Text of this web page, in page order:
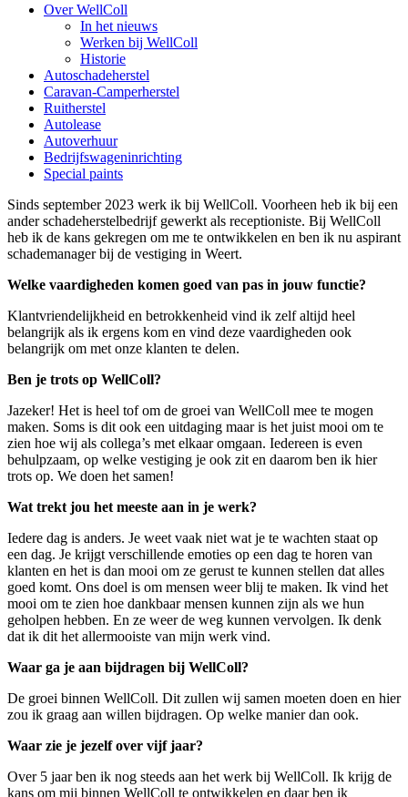
Over WellColl
In het nieuws
Werken bij WellColl
Historie
Autoschadeherstel
Caravan-Camperherstel
Ruitherstel
Autolease
Autoverhuur
Bedrijfswageninrichting
Special paints
Sinds september 2023 werk ik bij WellColl. Voorheen heb ik bij een
ander schadeherstelbedrijf gewerkt als receptioniste. Bij WellColl
heb ik de kans gekregen om me te ontwikkelen en ben ik nu aspirant
schademanager bij de vestiging in Weert.
Welke vaardigheden komen goed van pas in jouw functie?
Klantvriendelijkheid en betrokkenheid vind ik zelf altijd heel
belangrijk als ik ergens kom en vind deze vaardigheden ook
belangrijk om met onze klanten te delen.
Ben je trots op WellColl?
Jazeker! Het is heel tof om de groei van WellColl mee te mogen
maken. Soms is dit ook een uitdaging maar is het juist mooi om te
zien hoe wij als collega’s met elkaar omgaan. Iedereen is even
behulpzaam, op welke vestiging je ook zit en daarom ben ik hier
trots op. We doen het samen!
Wat trekt jou het meeste aan in je werk?
Iedere dag is anders. Je weet vaak niet wat je te wachten staat op
een dag. Je krijgt verschillende emoties op een dag te horen van
klanten en het is dan mooi om ze gerust te kunnen stellen dat alles
goed komt. Ons doel is om mensen weer blij te maken. Ik vind het
mooi om te zien hoe dankbaar mensen kunnen zijn als we hun
geholpen hebben. En ze weer de weg kunnen vervolgen. Ik denk
dat ik dit het allermooiste van mijn werk vind.
Waar ga je aan bijdragen bij WellColl?
De groei binnen WellColl. Dit zullen wij samen moeten doen en hier
zou ik graag aan willen bijdragen. Op welke manier dan ook.
Waar zie je jezelf over vijf jaar?
Over 5 jaar ben ik nog steeds aan het werk bij WellColl. Ik krijg de
kans om mij binnen WellColl te ontwikkelen en daar ben ik